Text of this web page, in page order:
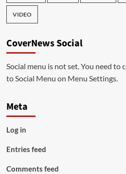
VIDEO
CoverNews Social
Social menu is not set. You need to
to Social Menu on Menu Settings.
Meta
Log in
Entries feed
Comments feed